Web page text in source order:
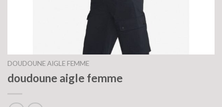
DOUDOUNE AIGLE FEMME
doudoune aigle femme